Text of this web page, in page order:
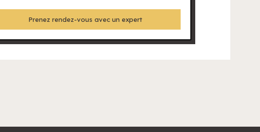
Prenez rendez-vous avec un expert